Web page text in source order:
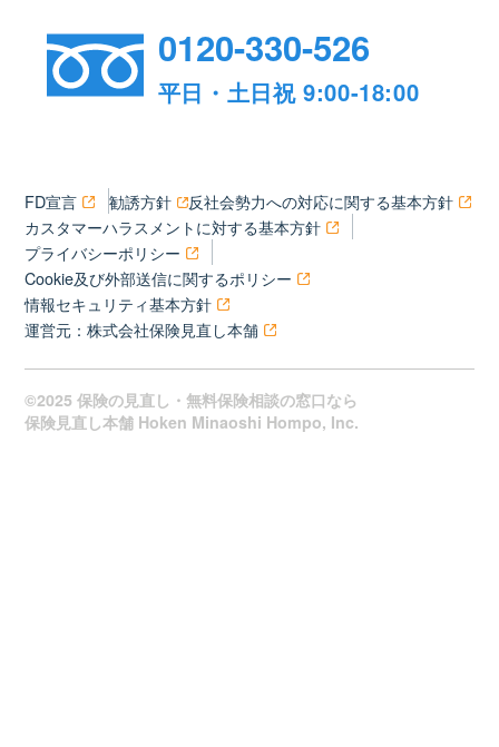
0120-330-526
平日・土日祝 9:00-18:00
FD宣言 勧誘方針
反社会勢力への対応に関する基本方針
カスタマーハラスメントに対する基本方針
プライバシーポリシー
Cookie及び外部送信に関するポリシー
情報セキュリティ基本方針
運営元：株式会社保険見直し本舗
©2025 保険の見直し・無料保険相談の窓口なら
保険見直し本舗 Hoken Minaoshi Hompo, Inc.